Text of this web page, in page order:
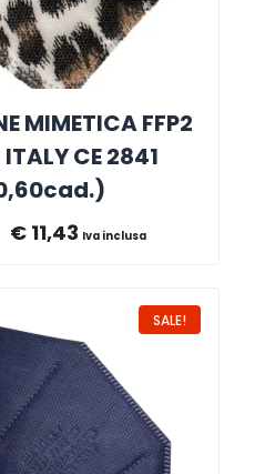
MIMETICA FFP2
CE 2841
€ 11,43 Iva inclusa
SALE!